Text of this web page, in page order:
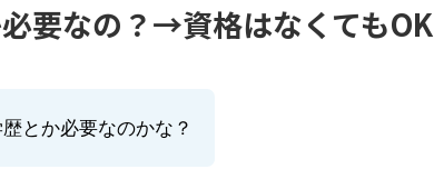
要なの？→資格はなくてもOK
とか必要なのかな？